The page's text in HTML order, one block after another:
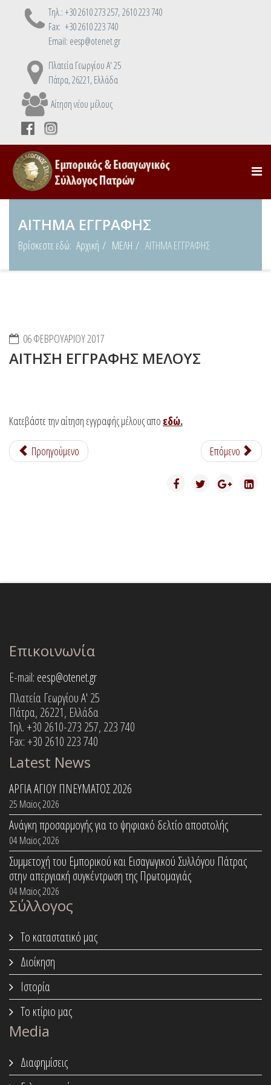
Τηλ.: +30 2610 273 257, 2610 223 740
Fax: +30 2610 223 740
Email: eesp@otenet.gr
Πλατεία Γεωργίου Α' 25
Πάτρα, 26221, Ελλάδα
Αίτηση νέου μέλους
ΑΙΤΗΜΑ ΕΓΓΡΑΦΗΣ
Βρίσκεστε εδώ: Αρχική ΜΕΛΗ ΑΙΤΗΜΑ ΕΓΓΡΑΦΗΣ
06 ΦΕΒΡΟΥΑΡΊΟΥ 2017
ΑΙΤΗΣΗ ΕΓΓΡΑΦΗΣ ΜΕΛΟΥΣ
Κατεβάστε την αίτηση εγγραφής μέλους απο εδώ.
Προηγούμενο Επόμενο
Επικοινωνία
E-mail: eesp@otenet.gr
Πλατεία Γεωργίου Α' 25
Πάτρα, 26221, Ελλάδα
Τηλ. +30 2610-273 257, 223 740
Fax: +30 2610 223 740
Latest News
ΑΡΓΙΑ ΑΓΙΟΥ ΠΝΕΥΜΑΤΟΣ 2026
25 Μαϊος 2026
Ανάγκη προσαρμογής για το ψηφιακό δελτίο αποστολής
04 Μαϊος 2026
Συμμετοχή του Εμπορικού και Εισαγωγικού Συλλόγου Πάτρας
στην απεργιακή συγκέντρωση της Πρωτομαγιάς
04 Μαϊος 2026
Σύλλογος
Το καταστατικό μας
Διοίκηση
Ιστορία
Το κτίριο μας
Media
Διαφημίσεις